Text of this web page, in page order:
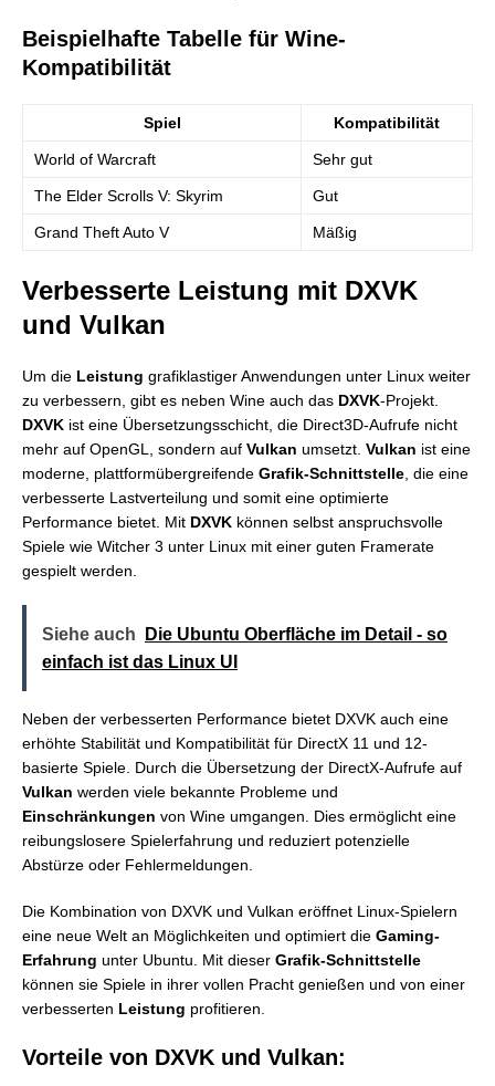
Beispielhafte Tabelle für Wine-
Kompatibilität
Spiel Kompatibilität
World of Warcraft Sehr gut
The Elder Scrolls V: Skyrim Gut
Grand Theft Auto V Mäßig
Verbesserte Leistung mit DXVK
und Vulkan
Um die Leistung grafiklastiger Anwendungen unter Linux weiter
zu verbessern, gibt es neben Wine auch das DXVK-Projekt.
DXVK ist eine Übersetzungsschicht, die Direct3D-Aufrufe nicht
mehr auf OpenGL, sondern auf Vulkan umsetzt. Vulkan ist eine
moderne, plattformübergreifende Grafik-Schnittstelle , die eine
verbesserte Lastverteilung und somit eine optimierte
Performance bietet. Mit DXVK können selbst anspruchsvolle
Spiele wie Witcher 3 unter Linux mit einer guten Framerate
gespielt werden.
Siehe auch
Die Ubuntu Oberfläche im Detail - so
einfach ist das Linux UI
Neben der verbesserten Performance bietet DXVK auch eine
erhöhte Stabilität und Kompatibilität für DirectX 11 und 12-
basierte Spiele. Durch die Übersetzung der DirectX-Aufrufe auf
Vulkan werden viele bekannte Probleme und
Einschränkungen von Wine umgangen. Dies ermöglicht eine
reibungslosere Spielerfahrung und reduziert potenzielle
Abstürze oder Fehlermeldungen.
Die Kombination von DXVK und Vulkan eröffnet Linux-Spielern
eine neue Welt an Möglichkeiten und optimiert die Gaming-
Erfahrung unter Ubuntu. Mit dieser Grafik-Schnittstelle
können sie Spiele in ihrer vollen Pracht genießen und von einer
verbesserten Leistung profitieren.
Vorteile von DXVK und Vulkan: